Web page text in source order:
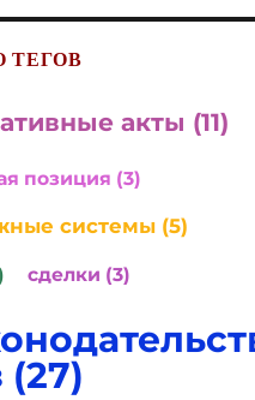
ТЕГОВ
акты (11)
позиция (3)
системы (5)
сделки (3)
(27)